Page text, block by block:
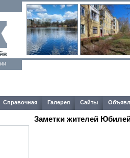
Справочная Галерея Сайты
Заметки жителей